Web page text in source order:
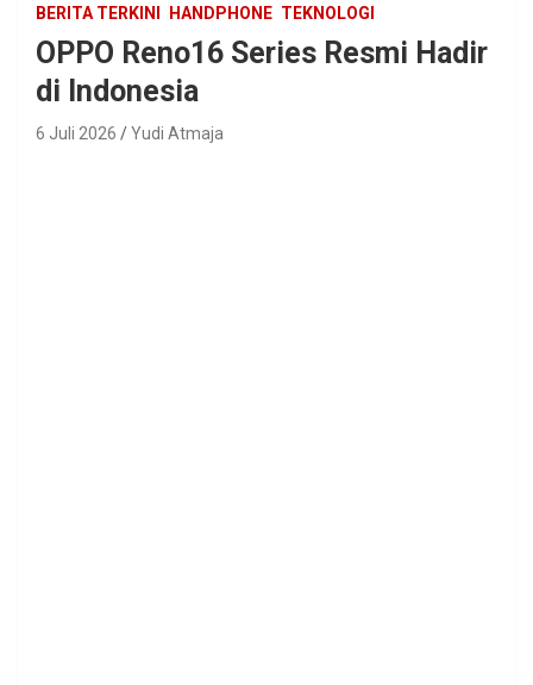
BERITA TERKINI HANDPHONE TEKNOLOGI
OPPO Reno16 Series Resmi Hadir
di Indonesia
6 Juli 2026 Yudi Atmaja